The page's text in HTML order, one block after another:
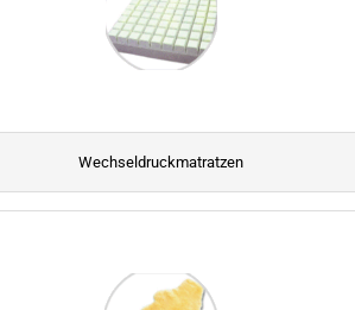
Wechseldruckmatratzen